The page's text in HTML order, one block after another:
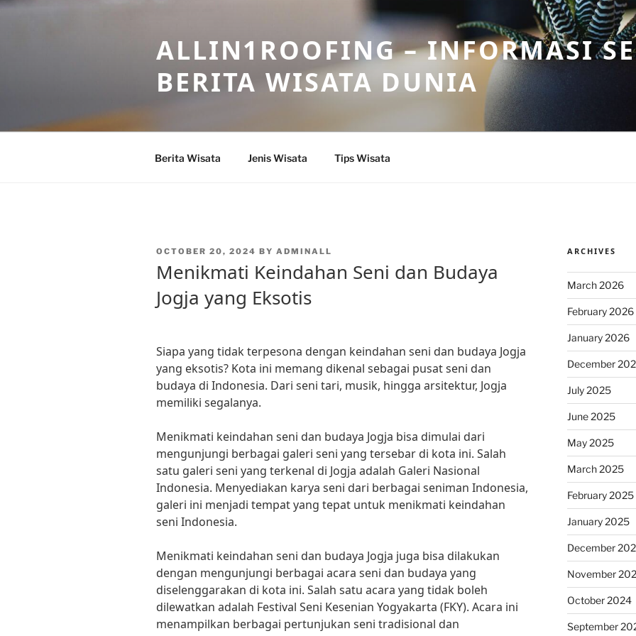
Skip
ALLIN1ROOFING – INFORMASI
BERITA WISATA DUNIA
Berita Wisata Jenis Wisata Tips Wisata
POSTED
OCTOBER 20, 2024 BY ADMINALL
Menikmati Keindahan Seni dan Budaya
Jogja yang Eksotis
Siapa yang tidak terpesona dengan keindahan seni dan budaya Jogja
yang eksotis? Kota ini memang dikenal sebagai pusat seni dan
budaya di Indonesia. Dari seni tari, musik, hingga arsitektur, Jogja
memiliki segalanya.
Menikmati keindahan seni dan budaya Jogja bisa dimulai dari
mengunjungi berbagai galeri seni yang tersebar di kota ini. Salah
satu galeri seni yang terkenal di Jogja adalah Galeri Nasional
Indonesia. Menyediakan karya seni dari berbagai seniman Indonesia,
galeri ini menjadi tempat yang tepat untuk menikmati keindahan
seni Indonesia.
Menikmati keindahan seni dan budaya Jogja juga bisa dilakukan
dengan mengunjungi berbagai acara seni dan budaya yang
diselenggarakan di kota ini. Salah satu acara yang tidak boleh
dilewatkan adalah Festival Seni Kesenian Yogyakarta (FKY). Acara ini
menampilkan berbagai pertunjukan seni tradisional dan
ARCHIVES
March 2026
February 2026
January 2026
December
July 2025
June 2025
May 2025
March 2025
February 2025
January 2025
December
November
October 2024
September